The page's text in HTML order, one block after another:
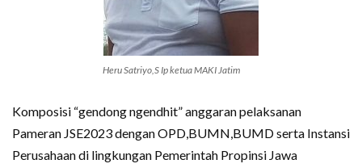
Heru Satriyo,S Ip ketua MAKI Jatim
Komposisi “gendong ngendhit” anggaran pelaksanan
Pameran JSE2023 dengan OPD,BUMN,BUMD serta Instansi
Perusahaan di lingkungan Pemerintah Propinsi Jawa